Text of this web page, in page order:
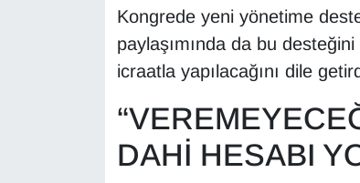
Kongrede yeni yönetime
paylaşımında da bu
icraatla yapılacağını dile
DAHİ HESABI
Kamu Alımları
Kim Kimdir?
Kültür & Sanat